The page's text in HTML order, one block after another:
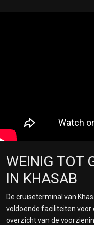
WEINIG TOT
IN KHASAB
De cruiseterminal van
voldoende faciliteiten voor
overzicht van de